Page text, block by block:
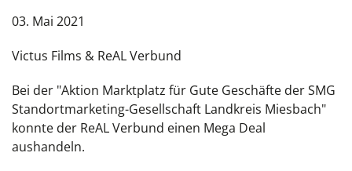
03. Mai 2021
Victus Films & ReAL Verbund
Bei der "Aktion Marktplatz für Gute Geschäfte der SMG
Standortmarketing-Gesellschaft Landkreis Miesbach"
konnte der ReAL Verbund einen Mega Deal
aushandeln.